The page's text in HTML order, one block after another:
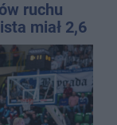
ruchu
miał 2,6